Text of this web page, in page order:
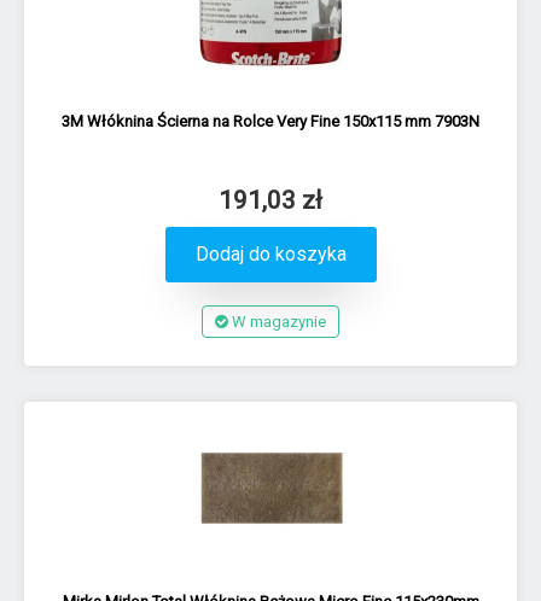
3M Włóknina Ścierna na Rolce Very Fine 150x115 mm 7903N
191,03 zł
Dodaj do koszyka
W magazynie